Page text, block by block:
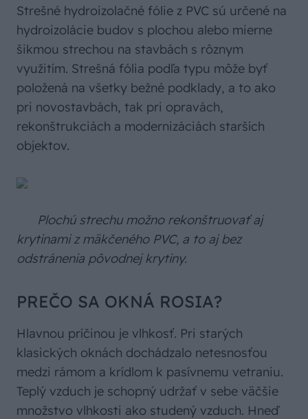
Strešné hydroizolačné fólie z PVC sú určené na
hydroizolácie budov s plochou alebo mierne
šikmou strechou na stavbách s rôznym
využitím. Strešná fólia podľa typu môže byť
položená na všetky bežné podklady, a to ako
pri novostavbách, tak pri opravách,
rekonštruk­ciách a modernizáciách starších
objektov.
Plochú strechu možno rekonštruovať aj
krytinami z mäkčeného PVC, a to aj bez
odstránenia pôvodnej krytiny.
PREČO SA OKNÁ ROSIA?
Hlavnou príčinou je vlhkosť. Pri starých
klasických oknách dochádzalo netesnosťou
medzi rámom a krídlom k pasívnemu vetraniu.
Teplý vzduch je schopný udržať v sebe väčšie
množstvo vlhkosti ako studený vzduch. Hneď